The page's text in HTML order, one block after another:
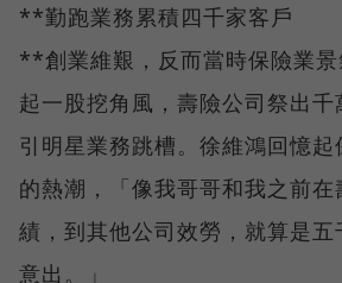
**勤跑業務累積四千家客戶
**創業維艱，反而當時保險業
起一股挖角風，壽險公司祭出千
引明星業務跳槽。徐維鴻回憶起
的熱潮，「像我哥哥和我之前
績，到其他公司效勞，就算是五
意出。」